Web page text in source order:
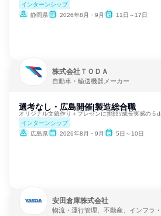
インターンシップ
静岡県
2026年8月・9月 11日～17日
株式会社ＴＯＤＡ
自動車・輸送機器メーカー
選考なし・広島開催|製造総合職
オリジナル文鎮作り＋プレゼンに挑戦!/成長実感の５
インターンシップ
広島県
2026年8月・9月 5日～10日
安田倉庫株式会社
物流・運行管理、不動産、インフラ